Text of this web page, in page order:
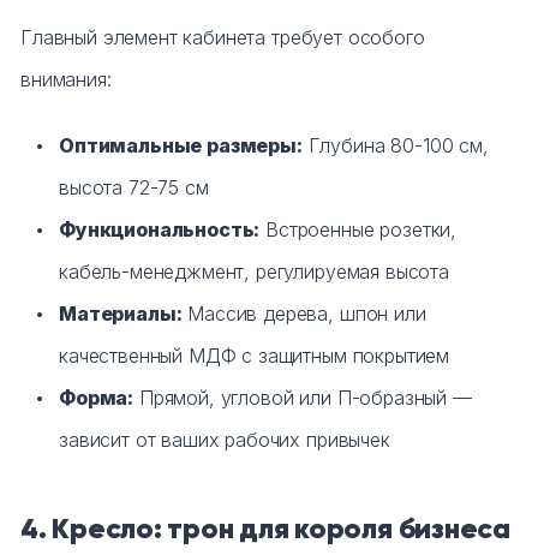
Главный элемент кабинета требует особого
внимания:
Оптимальные размеры: Глубина 80-100 см,
высота 72-75 см
Функциональность: Встроенные розетки,
кабель-менеджмент, регулируемая высота
Материалы: Массив дерева, шпон или
качественный МДФ с защитным покрытием
Форма: Прямой, угловой или П-образный —
зависит от ваших рабочих привычек
4. Кресло: трон для короля бизнеса